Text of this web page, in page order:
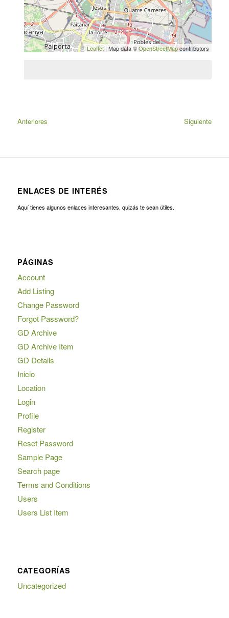
Leaflet | Map data ©OpenStreetMapcontributors
Anteriores Siguiente
ENLACES DE INTERÉS
Aquí tienes algunos enlaces interesantes, quizás te sean útiles.
PÁGINAS
Account
Add Listing
Change Password
Forgot Password?
GD Archive
GD Archive Item
GD Details
Inicio
Location
Login
Profile
Register
Reset Password
Sample Page
Search page
Terms and Conditions
Users
Users List Item
CATEGORÍAS
Uncategorized